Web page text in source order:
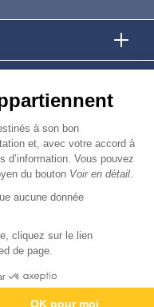
à son bon
et, avec votre accord à
d’information. Vous pouvez
du bouton Voir en détail
aucune donnée
cliquez sur le lien
de page.
OK pour moi